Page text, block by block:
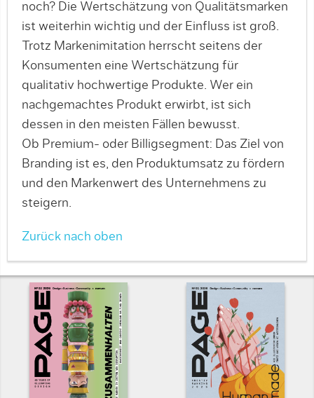
noch? Die Wertschätzung von Qualitätsmarken
ist weiterhin wichtig und der Einfluss ist groß.
Trotz Markenimitation herrscht seitens der
Konsumenten eine Wertschätzung für
qualitativ hochwertige Produkte. Wer ein
nachgemachtes Produkt erwirbt, ist sich
dessen in den meisten Fällen bewusst.
Ob Premium- oder Billigsegment: Das Ziel von
Branding ist es, den Produktumsatz zu fördern
und den Markenwert des Unternehmens zu
steigern.
Zurück nach oben